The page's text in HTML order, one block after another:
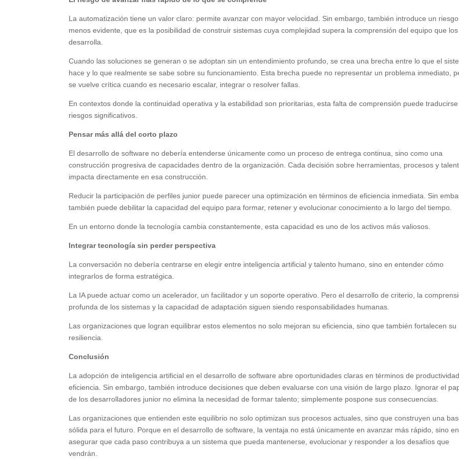
La automatización tiene un valor claro: permite avanzar con mayor velocidad. Sin embargo, también introduce un riesgo
menos evidente, que es la posibilidad de construir sistemas cuya complejidad supera la comprensión del equipo que los
desarrolla.
Cuando las soluciones se generan o se adoptan sin un entendimiento profundo, se crea una brecha entre lo que el
hace y lo que realmente se sabe sobre su funcionamiento. Esta brecha puede no representar un problema inmediato,
se vuelve crítica cuando es necesario escalar, integrar o resolver fallas.
En contextos donde la continuidad operativa y la estabilidad son prioritarias, esta falta de comprensión puede traducirse
riesgos significativos.
Pensar más allá del corto plazo
El desarrollo de software no debería entenderse únicamente como un proceso de entrega continua, sino como una
construcción progresiva de capacidades dentro de la organización. Cada decisión sobre herramientas, procesos y
impacta directamente en esa construcción.
Reducir la participación de perfiles junior puede parecer una optimización en términos de eficiencia inmediata. Sin
también puede debilitar la capacidad del equipo para formar, retener y evolucionar conocimiento a lo largo del tiempo.
En un entorno donde la tecnología cambia constantemente, esta capacidad es uno de los activos más valiosos.
Integrar tecnología sin perder perspectiva
La conversación no debería centrarse en elegir entre inteligencia artificial y talento humano, sino en entender cómo
integrarlos de forma estratégica.
La IA puede actuar como un acelerador, un facilitador y un soporte operativo. Pero el desarrollo de criterio, la
profunda de los sistemas y la capacidad de adaptación siguen siendo responsabilidades humanas.
Las organizaciones que logran equilibrar estos elementos no solo mejoran su eficiencia, sino que también fortalecen su
resiliencia.
Conclusión
La adopción de inteligencia artificial en el desarrollo de software abre oportunidades claras en términos de
eficiencia. Sin embargo, también introduce decisiones que deben evaluarse con una visión de largo plazo. Ignorar el
de los desarrolladores junior no elimina la necesidad de formar talento; simplemente pospone sus consecuencias.
Las organizaciones que entienden este equilibrio no solo optimizan sus procesos actuales, sino que construyen una
sólida para el futuro. Porque en el desarrollo de software, la ventaja no está únicamente en avanzar más rápido, sino en
asegurar que cada paso contribuya a un sistema que pueda mantenerse, evolucionar y responder a los desafíos que
vendrán.